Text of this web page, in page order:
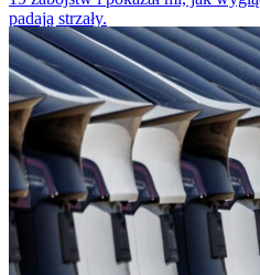
padają strzały.